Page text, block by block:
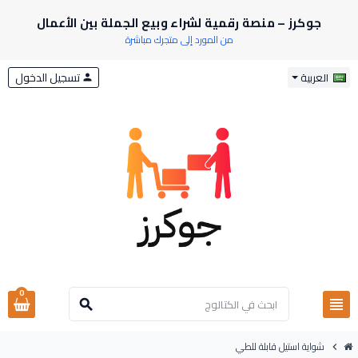
جوكرز – منصة رقمية لشراء وبيع الجملة بين الأعمال
من المورد إلى متجرك مباشرة
العربية
view_headline
search
person تسجيل الدخول
0
chevron_right شواية استيل قابلة للطي